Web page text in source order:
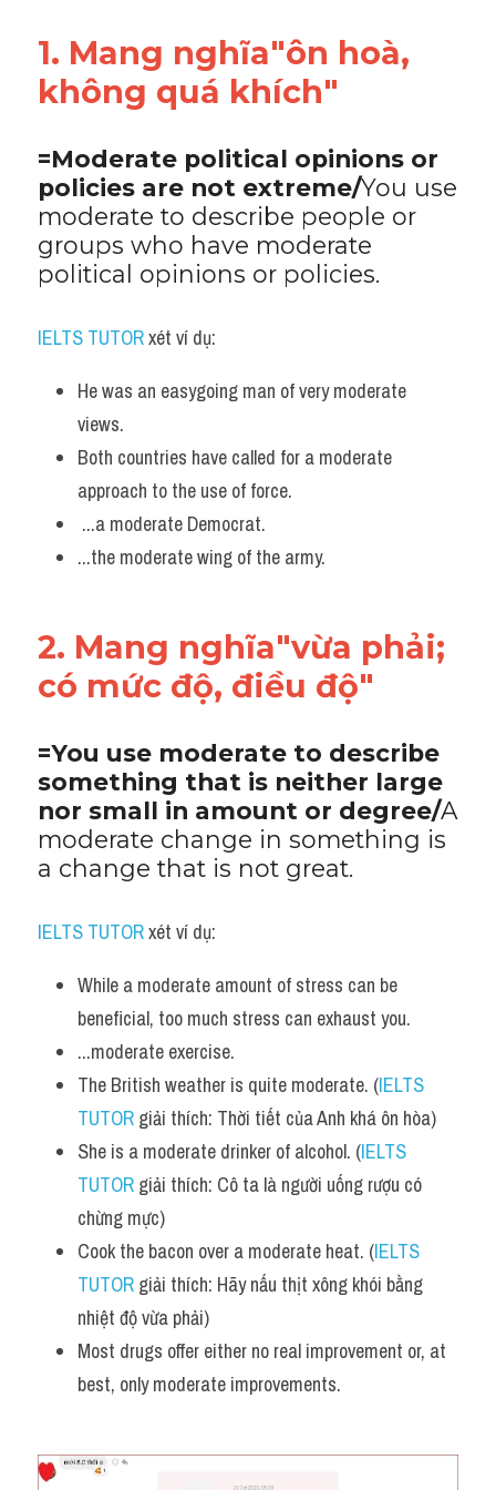
1. Mang nghĩa"ôn hoà,
không quá khích"
=Moderate political opinions or
policies are not extreme/You use
moderate to describe people or
groups who have moderate
political opinions or policies.
IELTS TUTOR xét ví dụ:
He was an easygoing man of very moderate
views.
Both countries have called for a moderate
approach to the use of force.
...a moderate Democrat.
...the moderate wing of the army.
2. Mang nghĩa"vừa phải;
có mức độ, điều độ"
=You use moderate to describe
something that is neither large
nor small in amount or degree/A
moderate change in something is
a change that is not great.
IELTS TUTOR xét ví dụ:
While a moderate amount of stress can be
beneficial, too much stress can exhaust you.
...moderate exercise.
The British weather is quite moderate. (IELTS
TUTOR giải thích: Thời tiết của Anh khá ôn hòa)
She is a moderate drinker of alcohol. (IELTS
TUTOR giải thích: Cô ta là người uống rượu có
chừng mực)
Cook the bacon over a moderate heat. (IELTS
TUTOR giải thích: Hãy nấu thịt xông khói bằng
nhiệt độ vừa phải)
Most drugs offer either no real improvement or, at
best, only moderate improvements.